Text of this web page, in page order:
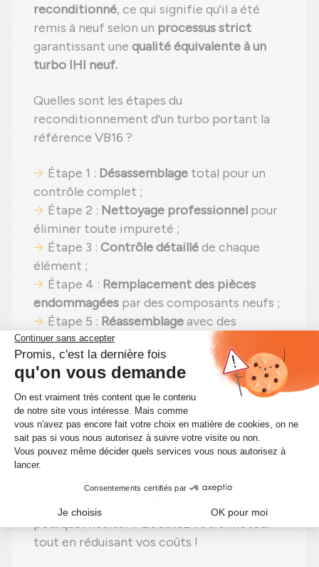
reconditionné, ce qui signifie qu'il a été
remis à neuf selon un processus strict
garantissant une qualité équivalente à un
turbo IHI neuf.
Quelles sont les étapes du
reconditionnement d'un turbo portant la
référence VB16 ?
Étape 1 : Désassemblage total pour un
contrôle complet ;
Étape 2 : Nettoyage professionnel pour
éliminer toute impureté ;
Étape 3 : Contrôle détailléde chaque
élément ;
Étape 4 : Remplacement des pièces
endommagées par des composants neufs ;
Étape 5 : Réassemblageavec des
réglages effectués selon les
recommandations du fabricant ;
Étape 6 :Tests approfondis
sur banc
d'essai Schenck avant expédition.
En choisissant unturbocompresseur
reconditionné, vous faites un pari gagnant :
efficacité préservée
économique (actuellement à seulement
323,00 €) et un geste pour la planète
. Alors
pourquoi hésiter ? Boostez votre moteur
tout en réduisant vos coûts !